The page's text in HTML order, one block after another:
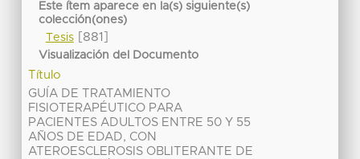
Este ítem aparece en la(s) siguiente(s)
colección(ones)
Tesis[881]
Visualización del Documento
Título
GUÍA DE TRATAMIENTO
FISIOTERAPÉUTICO PARA
PACIENTES ADULTOS ENTRE 50 Y 55
AÑOS DE EDAD, CON
ATEROESCLEROSIS OBLITERANTE DE